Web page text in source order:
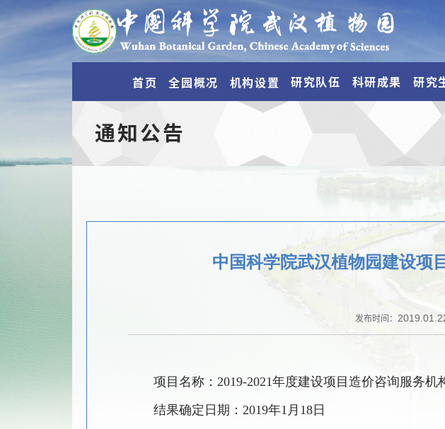
首页 全园概况 机构设置 研究队伍 科研成果 研究
通知公告
中国科学院武汉植物园建设项
发布时间：
项目名称： 2019-2021年度建设项目造价咨询服务机
结果确定日期： 2019年1 月 18日